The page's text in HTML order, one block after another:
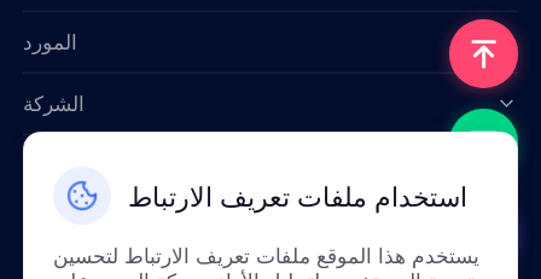
استخدام ملفات تعريف الارتباط
يستخدم هذا الموقع ملفات تعريف الارتباط لتحسين
المورد
الشركة
Email: support@smartproxy.org